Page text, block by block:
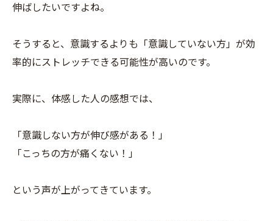
伸ばしたいですよね。
そうすると、意識するよりも「意識していない方」が効
率的にストレッチできる可能性が高いのです。
実際に、体感した人の感想では、
「意識しない方が伸び感がある！」
「こっちの方が痛くない！」
という声が上がってきています。